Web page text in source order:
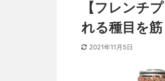
【フレンチ
れる種目を筋
2021年11月5日